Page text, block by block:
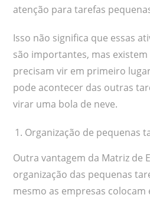
atenção para tarefas
Isso não significa que essas
são importantes, mas
precisam vir em primeiro
pode acontecer das outras
virar uma bola de neve.
Organização de pequenas
Outra vantagem da Matriz de
organização das pequenas
mesmo as empresas colocam